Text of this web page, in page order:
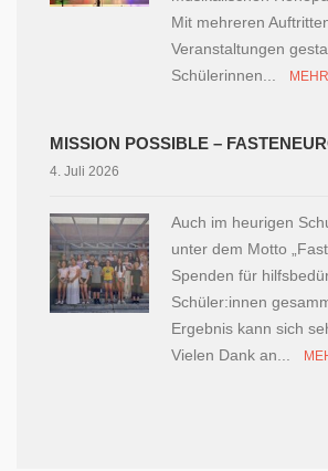
Mit mehreren
Veranstaltungen
Schülerinnen...
MISSION POSSIBLE –
4. Juli 2026
Auch im heurigen
unter dem Motto
Spenden für
Schüler:innen
Ergebnis kann sich
Vielen Dank an...